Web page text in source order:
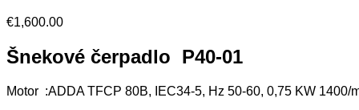
€1,600.00
Šnekové čerpadlo P40-01
Motor :ADDA TFCP 80B, IEC34-5, Hz 50-60, 0,75 KW 1400/